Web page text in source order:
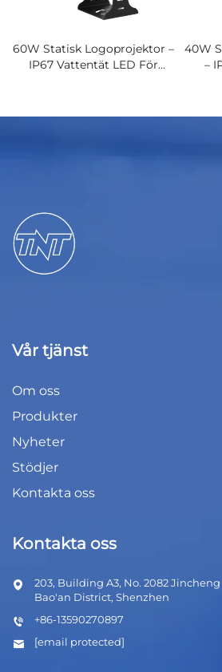
60W Statisk Logoprojektor –
IP67 Vattentät LED För
40W
–
Vår tjänst
Om oss
Produkter
Nyheter
Stödjer
Kontakta oss
Kontakta oss
203, Building A3, No. 2082
Bao'an District, Shenzhen
+86-13590270897
[email protected]